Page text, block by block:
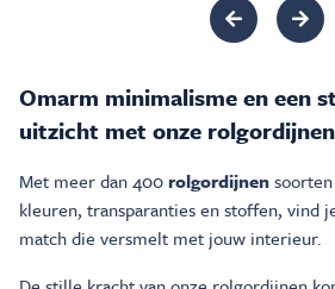
Omarm minimalisme en een
uitzicht met onze rolgordijnen
Met meer dan 400rolgordijnen
kleuren, transparanties en stoffen, vind
match die versmelt met jouw interieur.